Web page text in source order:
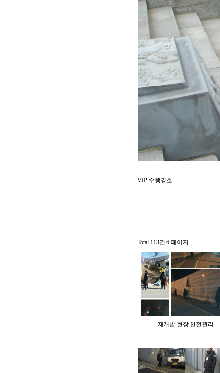
VIP 수행경호
Total 113건 6 페이지
재개발 현장 안전관리